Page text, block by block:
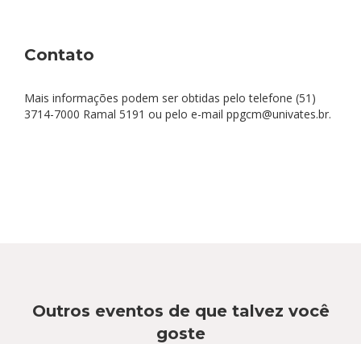
Contato
Mais informações podem ser obtidas pelo telefone (51)
3714-7000 Ramal 5191 ou pelo e-mail ppgcm@univates.br.
Outros eventos de que talvez você
goste